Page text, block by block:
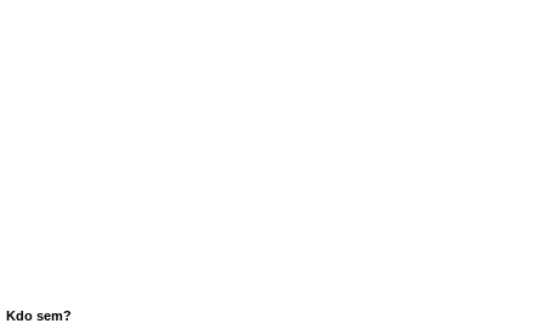
Kdo sem?